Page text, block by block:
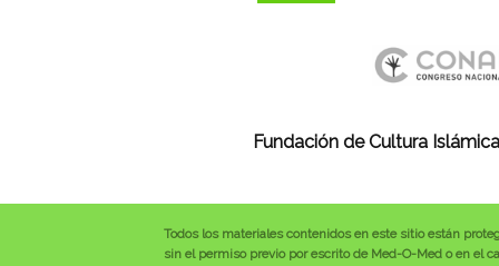
Fundación de Cultura
Todos los materiales contenidos en este sitio están
sin el permiso previo por escrito de Med-O-Med o en el